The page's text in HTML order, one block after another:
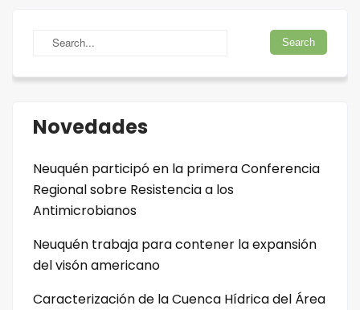
Novedades
Neuquén participó en la primera Conferencia
Regional sobre Resistencia a los
Antimicrobianos
Neuquén trabaja para contener la expansión
del visón americano
Caracterización de la Cuenca Hídrica del Área